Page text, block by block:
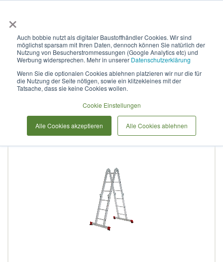
×
Auch bobbie nutzt als digitaler Baustoffhändler Cookies. Wir sind
möglichst sparsam mit Ihren Daten, dennoch können Sie natürlich der
Nutzung von Besucherstrommessungen (Google Analytics etc) und
Werbung widersprechen. Mehr in unserer Datenschutzerklärung
Wenn Sie die optionalen Cookies ablehnen platzieren wir nur die für
die Nutzung der Seite nötigen, sowie ein klitzekleines mit der
Tatsache, dass sie keine Cookies wollen.
Cookie Einstellungen
Alle Cookies akzeptieren Alle Cookies ablehnen
Mehrzweck-Sprossenleiter,
NV 1323
Bildergalerie
springen